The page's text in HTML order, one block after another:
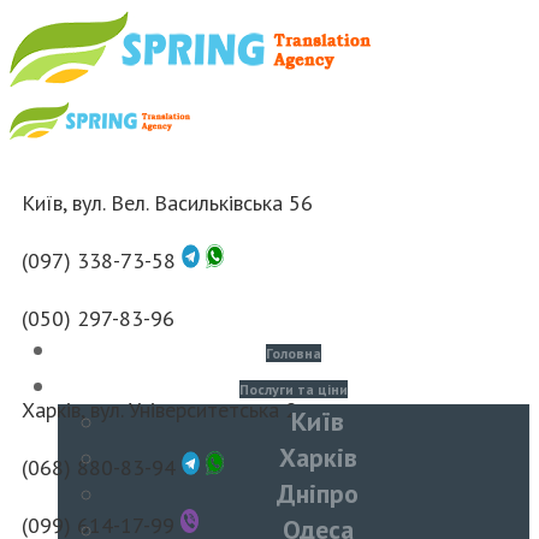
Київ, вул. Вел. Васильківська 56
(097) 338-73-58
(050) 297-83-96
Харків, вул. Університетська 2
(068) 880-83-94
(099) 614-17-99
Головна
Послуги та ціни
Київ
Харків
Дніпро
Одеса